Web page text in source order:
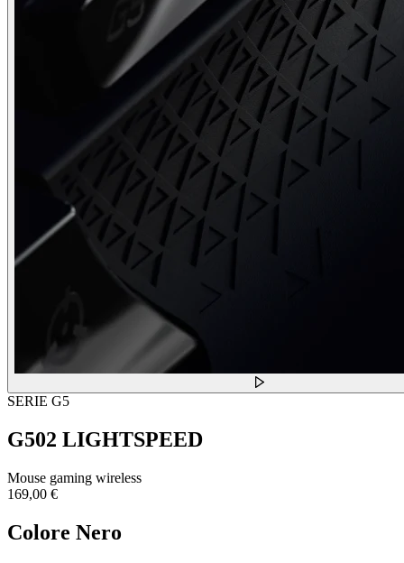
SERIE G5
G502 LIGHTSPEED
Mouse gaming wireless
169,00 €
Colore Nero